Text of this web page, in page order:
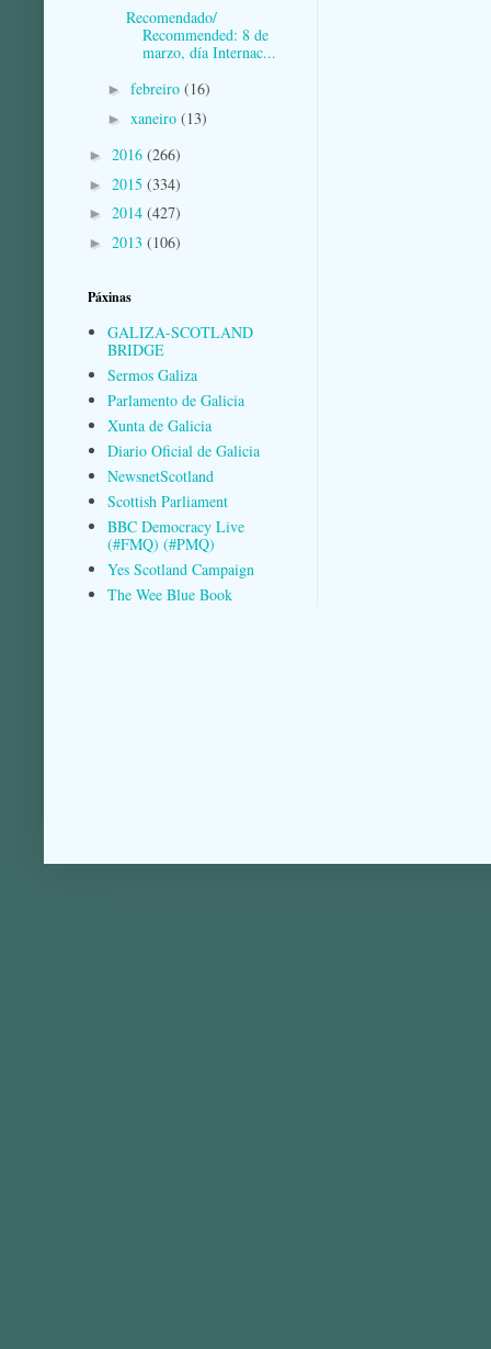
Recomendado/
Recommended: 8 de
marzo, día Internac...
► febreiro (16)
► xaneiro (13)
► 2016 (266)
► 2015 (334)
► 2014 (427)
► 2013 (106)
Páxinas
GALIZA-SCOTLAND
BRIDGE
Sermos Galiza
Parlamento de Galicia
Xunta de Galicia
Diario Oficial de Galicia
NewsnetScotland
Scottish Parliament
BBC Democracy Live
(#FMQ) (#PMQ)
Yes Scotland Campaign
The Wee Blue Book